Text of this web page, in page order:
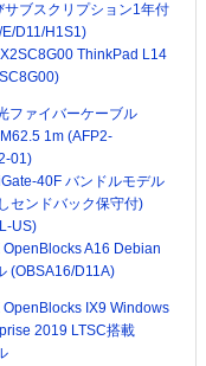
サブスクリプション1年付
D11/H1S1)
ThinkPad L14
ファイバーケーブル
1m (AFP2-
01)
40F バンドルモデル
センドバック保守付)
US)
OpenBlocks A16 Debian
(OBSA16/D11A)
OpenBlocks IX9 Windows
2019 LTSC搭載